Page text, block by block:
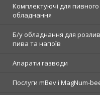
Комплектуючі для пивного
обладнання
Б/у обладнання для
пива та напоїв
Апарати газводи
Послуги mBev і MagNum-